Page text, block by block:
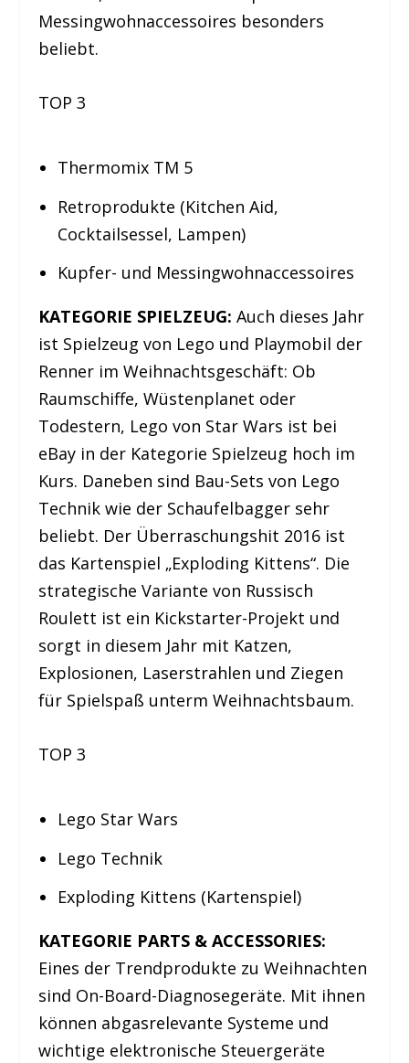
Messingwohnaccessoires besonders
beliebt.
TOP 3
Thermomix TM 5
Retroprodukte (Kitchen Aid,
Cocktailsessel, Lampen)
Kupfer- und Messingwohnaccessoires
KATEGORIE SPIELZEUG:Auch dieses Jahr
ist Spielzeug von Lego und Playmobil der
Renner im Weihnachtsgeschäft: Ob
Raumschiffe, Wüstenplanet oder
Todestern, Lego von Star Wars ist bei
eBay in der Kategorie Spielzeug hoch im
Kurs. Daneben sind Bau-Sets von Lego
Technik wie der Schaufelbagger sehr
beliebt. Der Überraschungshit 2016 ist
das Kartenspiel „Exploding Kittens“. Die
strategische Variante von Russisch
Roulett ist ein Kickstarter-Projekt und
sorgt in diesem Jahr mit Katzen,
Explosionen, Laserstrahlen und Ziegen
für Spielspaß unterm Weihnachtsbaum.
TOP 3
Lego Star Wars
Lego Technik
Exploding Kittens (Kartenspiel)
KATEGORIE PARTS & ACCESSORIES:
Eines der Trendprodukte zu Weihnachten
sind On-Board-Diagnosegeräte. Mit ihnen
können abgasrelevante Systeme und
wichtige elektronische Steuergeräte